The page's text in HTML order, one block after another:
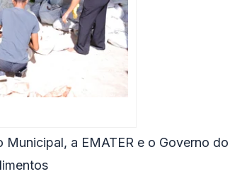
a EMATER e o Governo do